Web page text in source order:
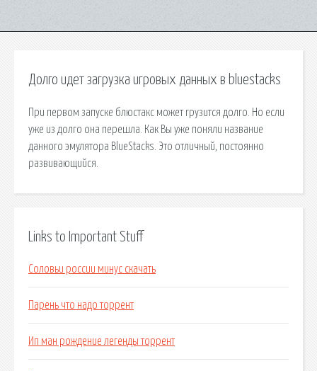
Долго идет загрузка игровых данных в bluestacks
При первом запуске блюстакс может грузится долго. Но если
уже из долго она перешла. Как Вы уже поняли название
данного эмулятора BlueStacks. Это отличный, постоянно
развивающийся.
Links to Important Stuff
Соловьи россии минус скачать
Парень что надо торрент
Ип ман рождение легенды торрент